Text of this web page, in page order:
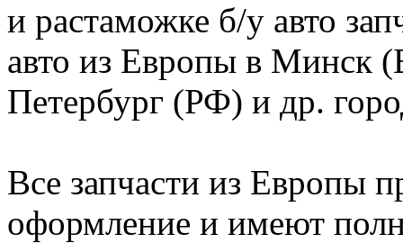
и растаможке б/у авто
авто из Европы в Минск
Петербург (РФ) и др.
Все запчасти из Европы
оформление и имеют